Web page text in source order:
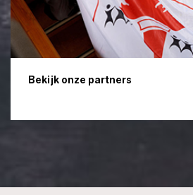
Bekijk onze partners